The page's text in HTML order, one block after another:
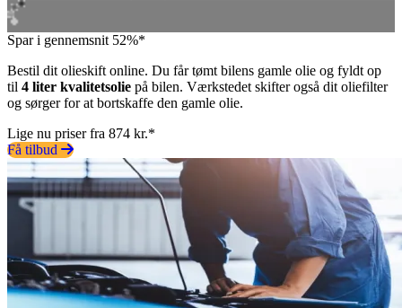
Spar i gennemsnit 52%*
Bestil dit olieskift online. Du får tømt bilens gamle olie og fyldt op
til 4 liter kvalitetsolie på bilen. Værkstedet skifter også dit oliefilter
og sørger for at bortskaffe den gamle olie.
Lige nu priser fra 874 kr.*
Få tilbud